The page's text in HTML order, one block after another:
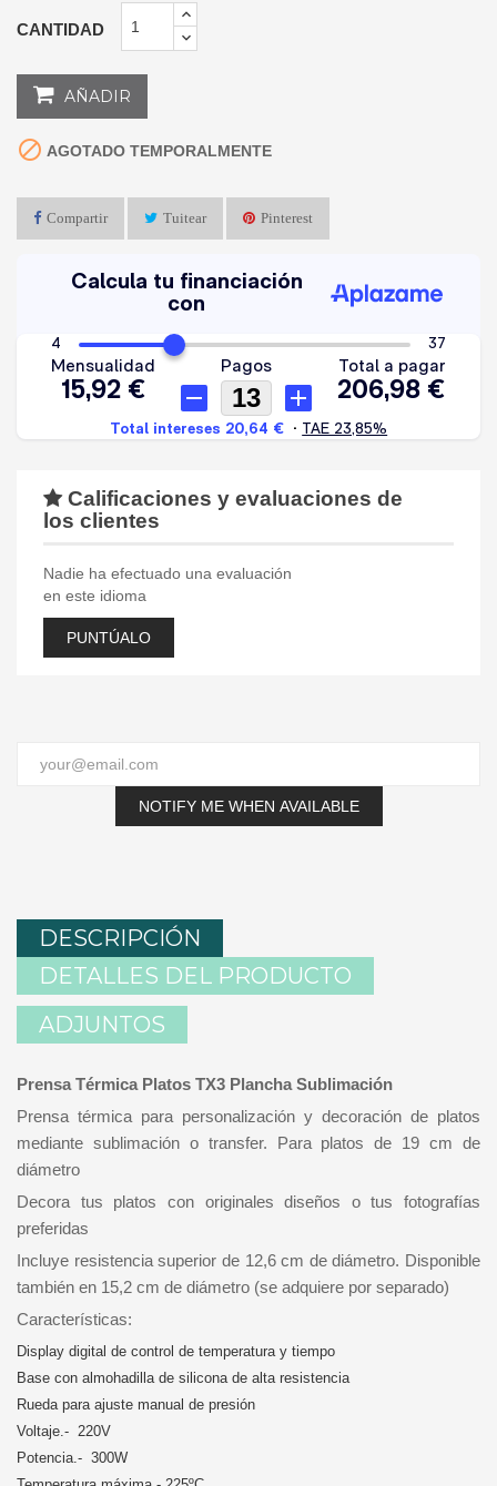
CANTIDAD
AÑADIR
 AGOTADO TEMPORALMENTE
Compartir Tuitear Pinterest
Calificaciones y evaluaciones de
los clientes
Nadie ha efectuado una evaluación
en este idioma
PUNTÚALO
NOTIFY ME WHEN AVAILABLE
DESCRIPCIÓN
DETALLES DEL PRODUCTO
ADJUNTOS
Prensa Térmica Platos TX3 Plancha Sublimación
Prensa térmica para personalización y decoración de platos
mediante sublimación o transfer. Para platos de 19 cm de
diámetro
Decora tus platos con originales diseños o tus fotografías
preferidas
Incluye resistencia superior de 12,6 cm de diámetro. Disponible
también en 15,2 cm de diámetro (se adquiere por separado)
Características:
Display digital de control de temperatura y tiempo
Base con almohadilla de silicona de alta resistencia
Rueda para ajuste manual de presión
Voltaje.- 220V
Potencia.- 300W